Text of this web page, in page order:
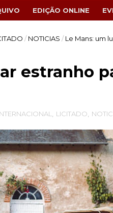
EDIÇÃO ONLINE
/ NOTICIAS / Le Mans: um
estranho
LICITADO